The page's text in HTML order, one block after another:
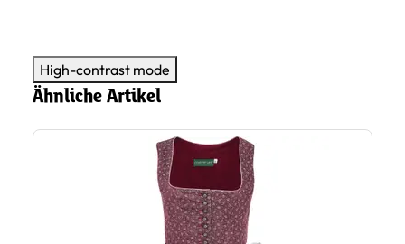
High-contrast mode
Ähnliche Artikel